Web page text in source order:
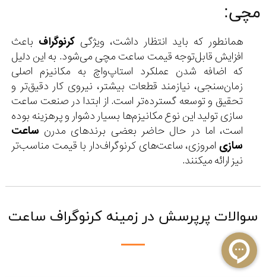
مچی:
همانطور که باید انتظار داشت، ویژگیکرنوگراف باعث
افزایش قابل‌توجه قیمت ساعت مچی می‌شود. به این دلیل
که اضافه شدن عملکرد استاپ‌واچ به مکانیزم اصلی
زمان‌سنجی، نیازمند قطعات بیشتر، نیروی کار دقیق‌تر و
تحقیق و توسعه گسترده‌تر است. از ابتدا در صنعت ساعت
سازی تولید این نوع مکانیزم‌ها بسیار دشوار و پرهزینه بوده
است، اما در حال حاضر بعضی برندهای مدرن ساعت
سازی امروزی، ساعت‌های کرنوگراف‌دار با قیمت مناسب‌تر
نیز ارائه میکنند.
سوالات پرپرسش در زمینه کرنوگراف ساعت